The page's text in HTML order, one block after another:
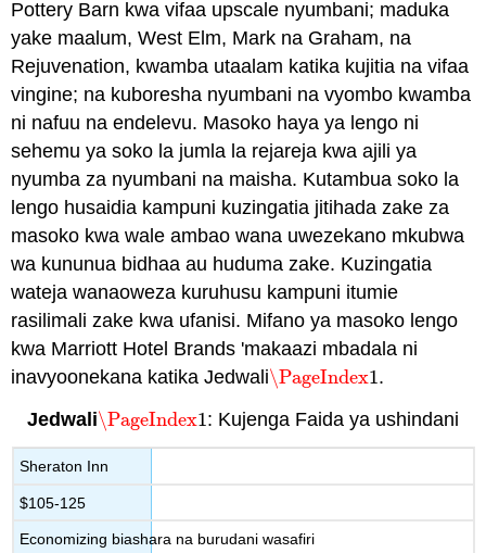
Pottery Barn kwa vifaa upscale nyumbani; maduka
yake maalum, West Elm, Mark na Graham, na
Rejuvenation, kwamba utaalam katika kujitia na vifaa
vingine; na kuboresha nyumbani na vyombo kwamba
ni nafuu na endelevu. Masoko haya ya lengo ni
sehemu ya soko la jumla la rejareja kwa ajili ya
nyumba za nyumbani na maisha. Kutambua soko la
lengo husaidia kampuni kuzingatia jitihada zake za
masoko kwa wale ambao wana uwezekano mkubwa
wa kununua bidhaa au huduma zake. Kuzingatia
wateja wanaoweza kuruhusu kampuni itumie
rasilimali zake kwa ufanisi. Mifano ya masoko lengo
kwa Marriott Hotel Brands 'makaazi mbadala ni
inavyoonekana katika Jedwali\PageIndex1
\PageIndex1.
Jedwali\PageIndex1
\PageIndex1: Kujenga Faida ya ushindani
Sheraton Inn
$105-125
Economizing biashara na burudani wasafiri